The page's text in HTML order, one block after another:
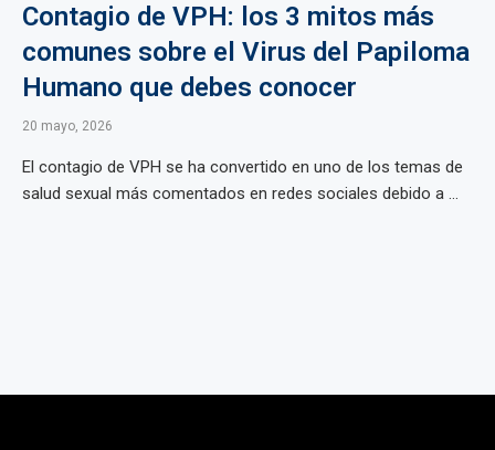
Contagio de VPH: los 3 mitos más
comunes sobre el Virus del Papiloma
Humano que debes conocer
20 mayo, 2026
El contagio de VPH se ha convertido en uno de los temas de
salud sexual más comentados en redes sociales debido a ...